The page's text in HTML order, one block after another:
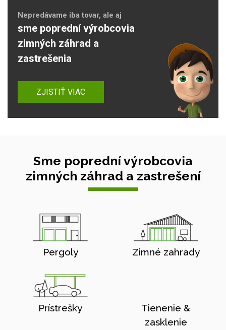
Nepredávame iba tovar, ale aj
sme poprední výrobcovia
zimných záhrad a
zastrešenia
ZJISTIŤ VIAC
Sme poprední výrobcovia
zimných záhrad a zastrešení
Pergoly Zimné zahrady
Prístrešky
Tienenie &
zasklenie